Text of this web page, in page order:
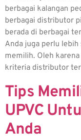
berbagai kalangan
berbagai distributor
berada di berbagai
Anda juga perlu
memilih. Oleh
kriteria distributor
Tips
UPVC
Anda